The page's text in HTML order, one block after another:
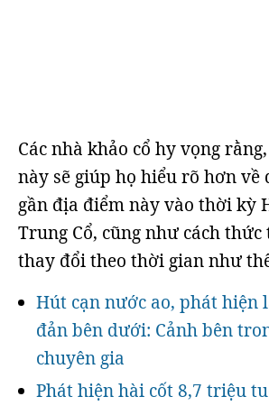
Các nhà khảo cổ hy vọng
này sẽ giúp họ hiểu rõ hơn về
gần địa điểm này vào thời kỳ
Trung Cổ, cũng như cách thức
thay đổi theo thời gian như
Hút cạn nước ao, phát hiện
đản bên dưới: Cảnh bên
chuyên gia
Phát hiện hài cốt 8,7 triệu